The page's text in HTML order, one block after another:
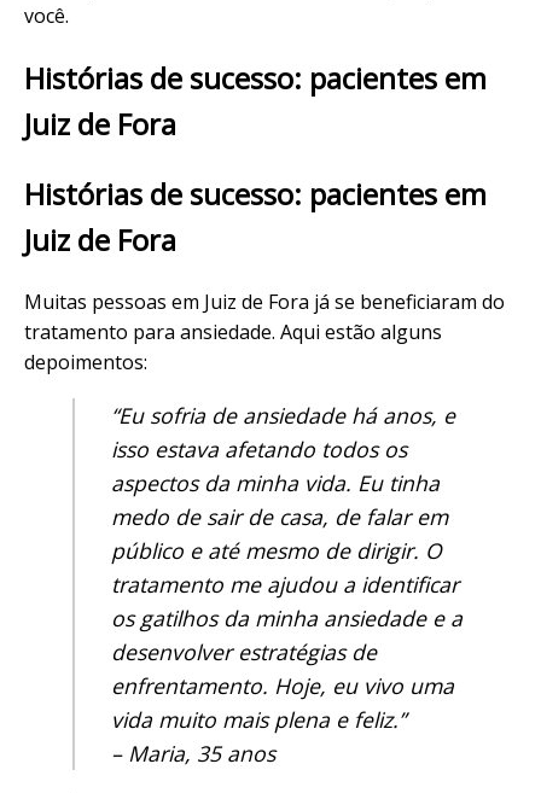
você.
Histórias de sucesso: pacientes em
Juiz de Fora
Histórias de sucesso: pacientes em
Juiz de Fora
Muitas pessoas em Juiz de Fora já se beneficiaram do
tratamento para ansiedade. Aqui estão alguns
depoimentos:
“Eu sofria de ansiedade há anos, e
isso estava afetando todos os
aspectos da minha vida. Eu tinha
medo de sair de casa, de falar em
público e até mesmo de dirigir. O
tratamento me ajudou a identificar
os gatilhos da minha ansiedade e a
desenvolver estratégias de
enfrentamento. Hoje, eu vivo uma
vida muito mais plena e feliz.”
– Maria, 35 anos